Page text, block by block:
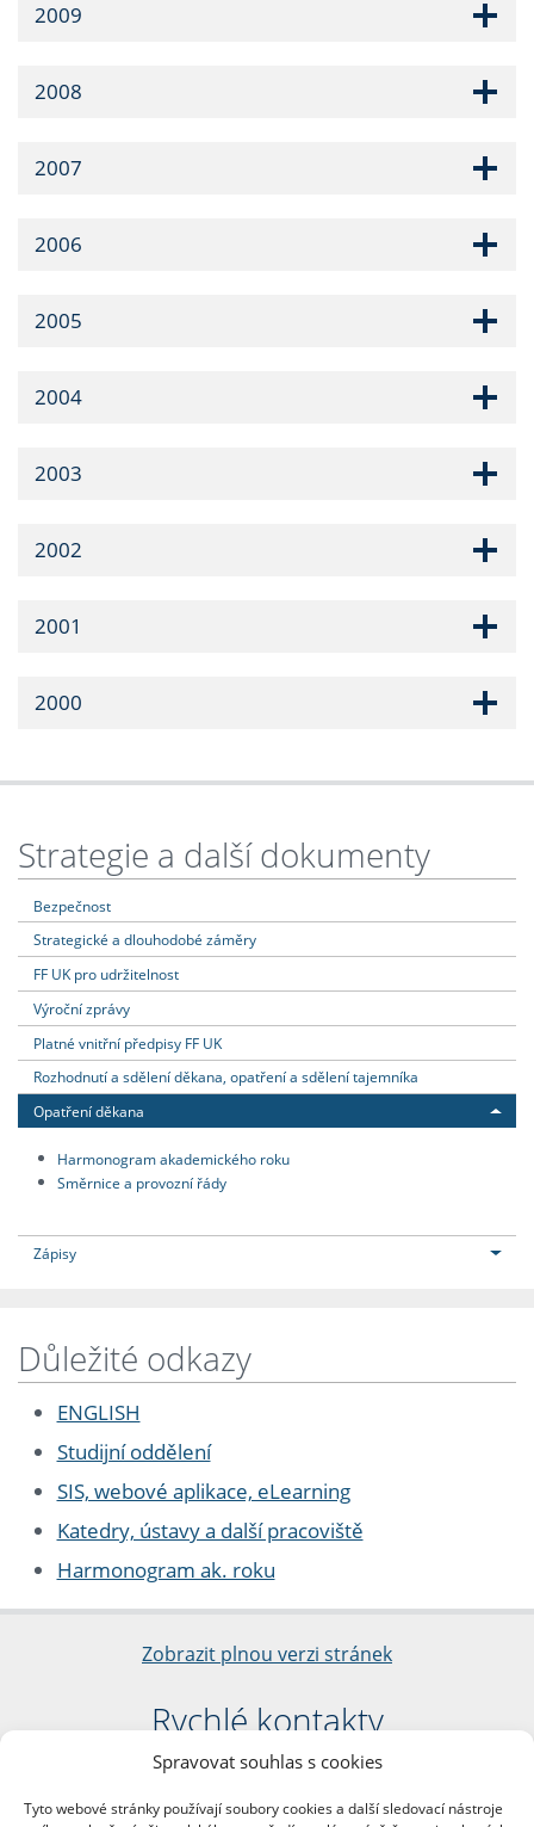
Spravovat souhlas s cookies
Tyto webové stránky používají soubory cookies a další sledovací nástroje
2009
2008
2007
2006
2005
2004
2003
2002
2001
2000
Strategie a další dokumenty
Bezpečnost
Strategické a dlouhodobé záměry
FF UK pro udržitelnost
Výroční zprávy
Platné vnitřní předpisy FF UK
Rozhodnutí a sdělení děkana, opatření a sdělení tajemníka
Opatření děkana
Harmonogram akademického roku
Směrnice a provozní řády
Zápisy
Důležité odkazy
ENGLISH
Studijní oddělení
SIS, webové aplikace, eLearning
Katedry, ústavy a další pracoviště
Harmonogram ak. roku
Zobrazit plnou verzi stránek
Rychlé kontakty
Filozofická fakulta
nám. Jana Palacha 1/2